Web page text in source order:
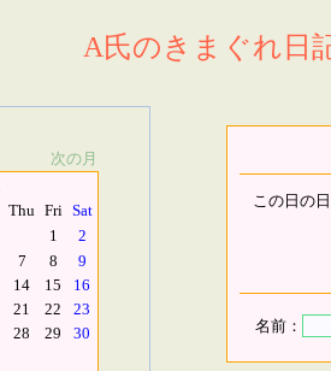
A氏のきまぐれ日
次の月
Thu Fri Sat
1
2
7 8
9
14 15
16
21 22
23
28 29
30
この日の
名前：